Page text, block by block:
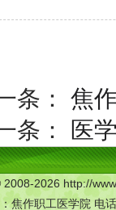
条：焦
条： 医
2026 http://
焦作职工医学院 电